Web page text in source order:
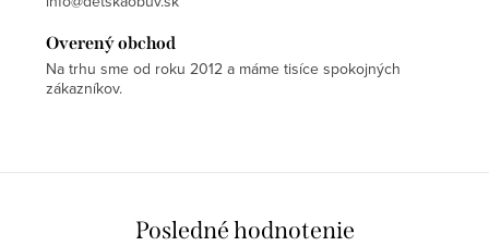
Overený obchod
Na trhu sme od roku 2012 a máme tisíce spokojných
zákazníkov.
Posledné hodnotenie